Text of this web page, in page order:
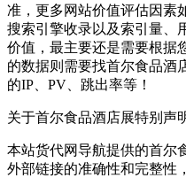
准，更多网站价值评估因素
搜索引擎收录以及索引量、
价值，最主要还是需要根据
的数据则需要找首尔食品酒
的IP、PV、跳出率等！
关于首尔食品酒店展特别声
本站货代网导航提供的首尔
外部链接的准确性和完整性